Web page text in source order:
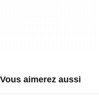
Vous aimerez aussi